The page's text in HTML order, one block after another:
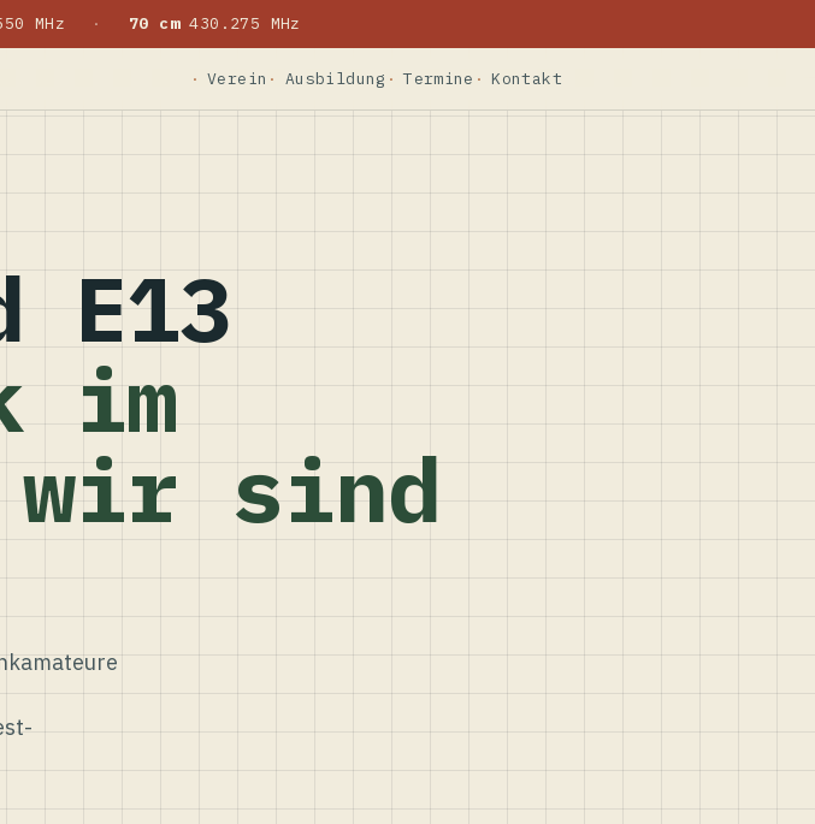
MHz · 70 cm430.275 MHz
Verein Ausbildung Termine Kontakt
E13
im
sind